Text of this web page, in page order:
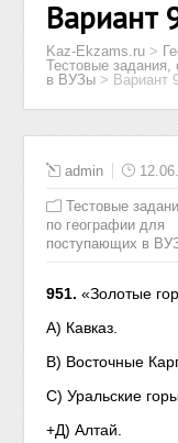
Вариант
Kaz-Ekzams.ru >
Тестовые
в ВУЗы > Вариант
admin
Тестовые
по географии для
поступающих в
951.«Золотые
А) Кавказ.
В) Восточные
С) Уральские
+Д) Алтай.